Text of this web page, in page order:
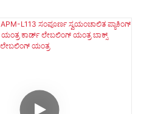
ಮತ್ತು ಬಲವಾದ ವೈಜ್ಞಾನಿಕ
ಅವಲಂಬಿಸಿದೆ. ಮತ್ತು